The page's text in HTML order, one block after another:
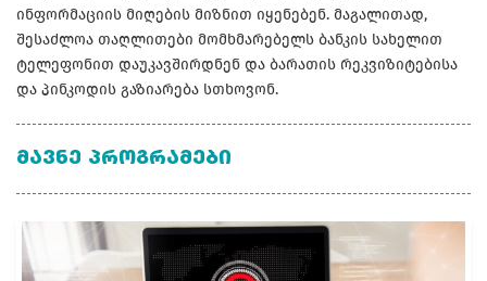
ინფორმაციის მიღების მიზნით იყენებენ. მაგალითად,
შესაძლოა თაღლითები მომხმარებელს ბანკის სახელით
ტელეფონით დაუკავშირდნენ და ბარათის რეკვიზიტებისა
და პინკოდის გაზიარება სთხოვონ.
ᲛᲐᲕᲜᲔ ᲞᲠᲝᲒᲠᲐᲛᲔᲑᲘ